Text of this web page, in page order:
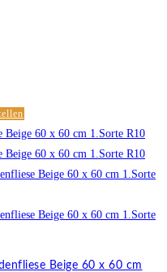
Beige 60 x 60 cm